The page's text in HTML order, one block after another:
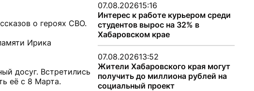
о героях СВО.
Ирика
досуг. Встретились
её с 8 Марта.
07.08.202615:16
Интерес к работе курьером среди
студентов вырос на 32% в
Хабаровском крае
07.08.202613:52
Жители Хабаровского края могут
получить до миллиона рублей на
социальный проект